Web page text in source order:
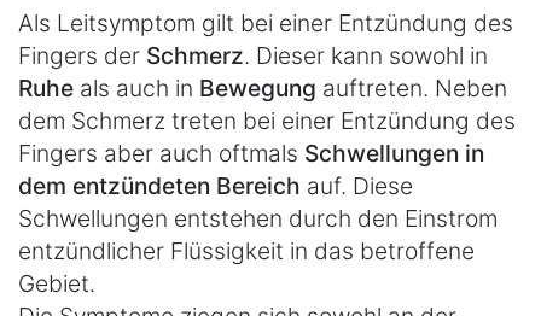
Als Leitsymptom gilt bei einer Entzündung des
Fingers der Schmerz. Dieser kann sowohl in
Ruhe als auch in Bewegung auftreten. Neben
dem Schmerz treten bei einer Entzündung des
Fingers aber auch oftmals Schwellungen in
dem entzündeten Bereich auf. Diese
Schwellungen entstehen durch den Einstrom
entzündlicher Flüssigkeit in das betroffene
Gebiet.